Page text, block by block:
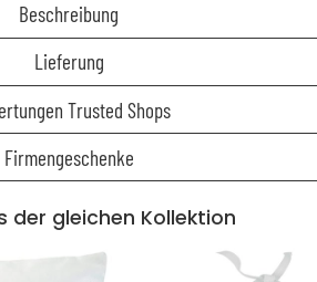
Beschreibung
Lieferung
Trusted Shops
Firmengeschenke
der gleichen Kollektion